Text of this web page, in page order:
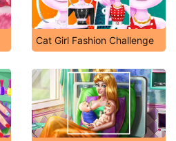
Cat Girl Fashion Challenge